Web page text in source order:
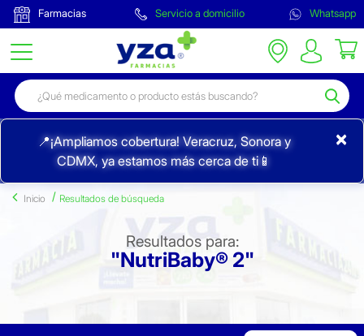
Farmacias Servicio a domicilio Whatsapp
📍¡Ampliamos cobertura! Veracruz, Sonora y
CDMX, ya estamos más cerca de ti📱
×
Inicio Resultados de búsqueda
Resultados para:
"NutriBaby® 2"